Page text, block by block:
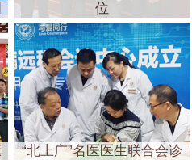
位
“北上广”名医医生联合会诊